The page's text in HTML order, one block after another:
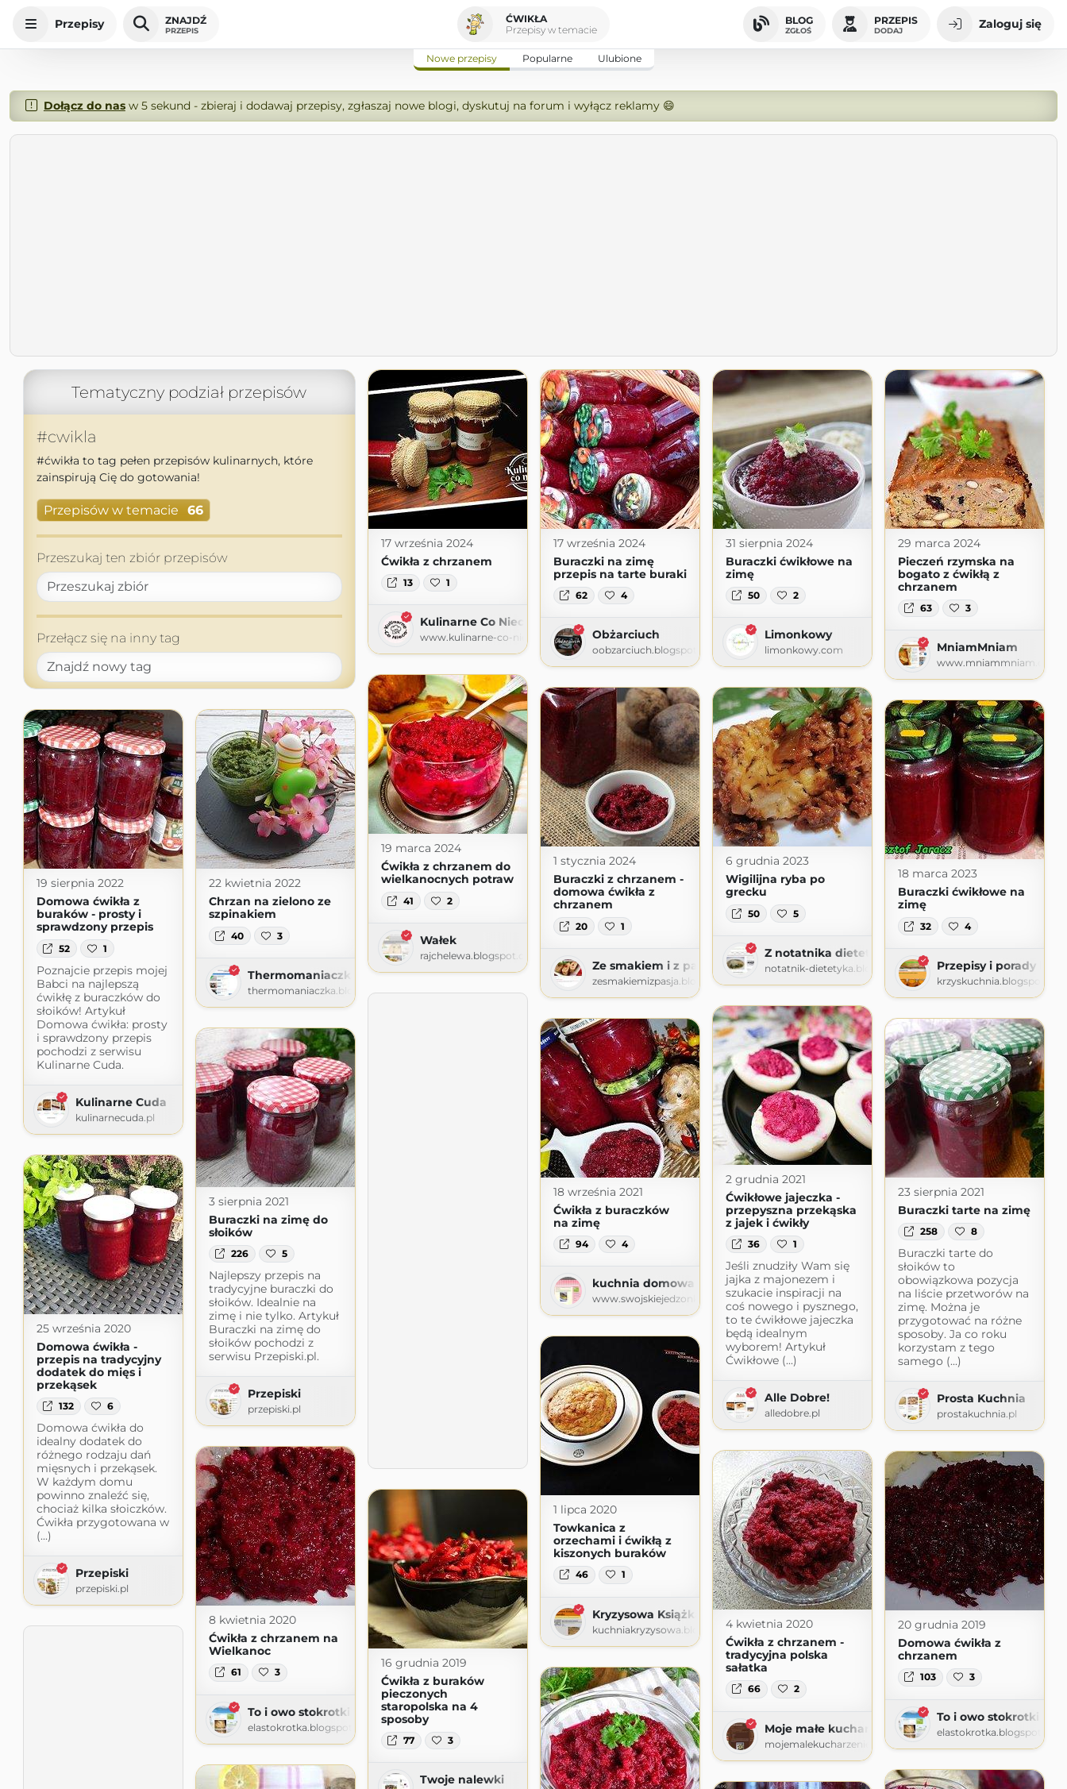
Przepisy ZNAJDŹ
PRZEPIS
ĆWIKŁA
Przepisy w temacie
BLOG
ZGŁOŚ
PRZEPIS
DODAJ Zaloguj się
Nowe przepisy Popularne Ulubione
Dołącz do nasw 5 sekund - zbieraj i dodawaj przepisy, zgłaszaj nowe blogi, dyskutuj na forum i wyłącz reklamy 😄
Tematyczny podział przepisów
#cwikla
#ćwikła to tag pełen przepisów kulinarnych, które
zainspirują Cię do gotowania!
Przepisów w temacie 66
Przeszukaj ten zbiór przepisów
Przełącz się na inny tag
17 września 2024
Ćwikła z chrzanem
13 1
Kulinarne Co Nieco
www.kulinarne-co-nieco.pl
17 września 2024
Buraczki na zimę
przepis na tarte buraki
62 4
Obżarciuch
oobzarciuch.blogspot.com
31 sierpnia 2024
Buraczki ćwikłowe na
zimę
50 2
Limonkowy
limonkowy.com
29 marca 2024
Pieczeń rzymska na
bogato z ćwikłą z
chrzanem
63 3
MniamMniam
www.mniammniam.com
19 marca 2024
Ćwikła z chrzanem do
wielkanocnych potraw
41 2
Wałek
rajchelewa.blogspot.com
1 stycznia 2024
Buraczki z chrzanem -
domowa ćwikła z
chrzanem
20 1
Ze smakiem i z pasją
zesmakiemizpasja.blogspot.com
6 grudnia 2023
Wigilijna ryba po
grecku
50 5
Z notatnika dietetyka
notatnik-dietetyka.blogspot.com
18 marca 2023
Buraczki ćwikłowe na
zimę
32 4
Przepisy i porady
19 sierpnia 2022
Domowa ćwikła z
buraków - prosty i
sprawdzony przepis
52 1
Poznajcie przepis mojej
Babci na najlepszą
ćwikłę z buraczków do
słoików! Artykuł
Domowa ćwikła: prosty
i sprawdzony przepis
pochodzi z serwisu
Kulinarne Cuda.
Kulinarne Cuda
kulinarnecuda.pl
22 kwietnia 2022
Chrzan na zielono ze
szpinakiem
40 3
Thermomaniaczka
thermomaniaczka.blogspot.com
2 grudnia 2021
Ćwikłowe jajeczka -
przepyszna przekąska
z jajek i ćwikły
36 1
Jeśli znudziły Wam się
jajka z majonezem i
szukacie inspiracji na
coś nowego i pysznego,
to te ćwikłowe jajeczka
będą idealnym
wyborem! Artykuł
Ćwikłowe (...)
Alle Dobre!
alledobre.pl
18 września 2021
Ćwikła z buraczków
na zimę
94 4
kuchnia domowa Agi - blog kulinarny
www.swojskiejedzonko72.com.pl
23 sierpnia 2021
Buraczki tarte na zimę
258 8
Buraczki tarte do
słoików to
obowiązkowa pozycja
na liście przetworów na
zimę. Można je
przygotować na różne
sposoby. Ja co roku
korzystam z tego
samego (...)
Prosta Kuchnia
prostakuchnia.pl
3 sierpnia 2021
Buraczki na zimę do
słoików
226 5
Najlepszy przepis na
tradycyjne buraczki do
słoików. Idealnie na
zimę i nie tylko. Artykuł
Buraczki na zimę do
słoików pochodzi z
serwisu Przepiski.pl.
Przepiski
przepiski.pl
25 września 2020
Domowa ćwikła -
przepis na tradycyjny
dodatek do mięs i
przekąsek
132 6
Domowa ćwikła do
idealny dodatek do
różnego rodzaju dań
mięsnych i przekąsek.
W każdym domu
powinno znaleźć się,
chociaż kilka słoiczków.
Ćwikła przygotowana w
(...)
Przepiski
przepiski.pl
1 lipca 2020
Towkanica z
orzechami i ćwikłą z
kiszonych buraków
46 1
Kryzysowa Książka Kucharska
kuchniakryzysowa.blogspot.com
8 kwietnia 2020
Ćwikła z chrzanem na
Wielkanoc
61 3
To i owo stokrotki
elastokrotka.blogspot.com
4 kwietnia 2020
Ćwikła z chrzanem -
tradycyjna polska
sałatka
66 2
Moje małe kucharzenie
mojemalekucharzenie.blogspot.com
20 grudnia 2019
Domowa ćwikła z
chrzanem
103 3
To i owo stokrotki
elastokrotka.blogspot.com
16 grudnia 2019
Ćwikła z buraków
pieczonych
staropolska na 4
sposoby
77 3
Twoje nalewki